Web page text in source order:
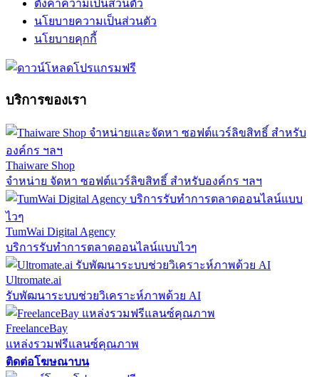
ตั้งค่าความเป็นส่วนตัว
นโยบายความเป็นส่วนตัว
นโยบายคุกกี้
บริการของเรา
Thaiware Shop
จำหน่าย จัดหา ซอฟต์แวร์ลิขสิทธิ์ สำหรับองค์กร ฯลฯ
TumWai Digital Agency
บริการรับทำการตลาดออนไลน์แบบไวๆ
Ultromate.ai
รับพัฒนาระบบช่วยวิเคราะห์ภาพด้วย AI
FreelanceBay
แหล่งรวมฟรีแลนซ์คุณภาพ
ติดต่อโฆษณาบน